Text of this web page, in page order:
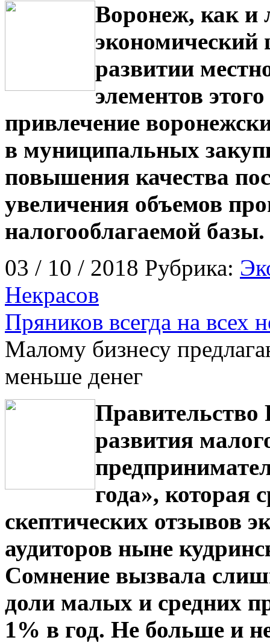
Воронеж, как и
экономический
развитии
элементов
привлечение
в муниципальных
повышения качества
увеличения объемов
налогооблагаемой базы.
03 / 10 / 2018 Рубрика:
Некрасов
Пряников всегда на всех
Малому бизнесу
меньше денег
Правительство
развития
года», которая
скептических отзывов
аудиторов ныне
Сомнение вызвала
доли малых и средних
1% в год. Не больше и